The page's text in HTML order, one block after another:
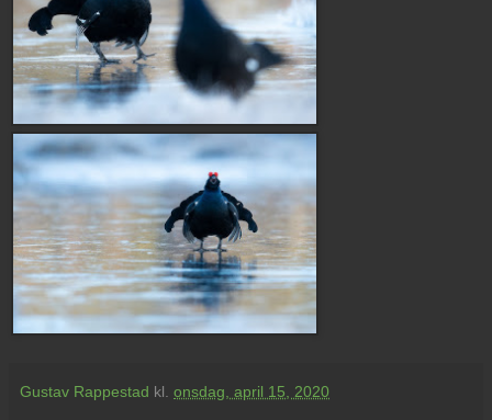
Gustav Rappestad kl. onsdag, april 15, 2020